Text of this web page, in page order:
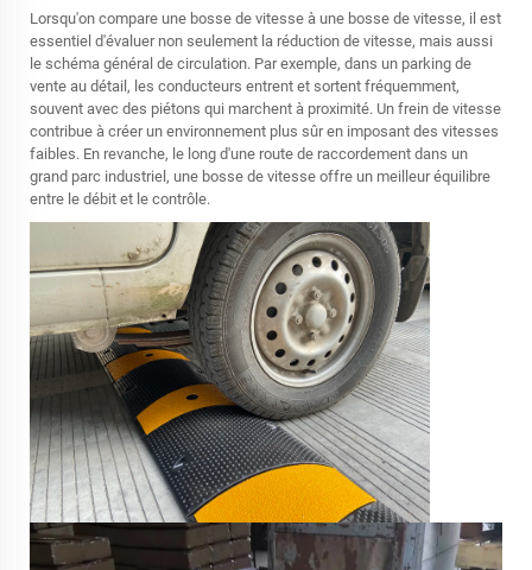
Lorsqu'on compare une bosse de vitesse à une bosse de vitesse, il est
essentiel d'évaluer non seulement la réduction de vitesse, mais aussi
le schéma général de circulation. Par exemple, dans un parking de
vente au détail, les conducteurs entrent et sortent fréquemment,
souvent avec des piétons qui marchent à proximité. Un frein de vitesse
contribue à créer un environnement plus sûr en imposant des vitesses
faibles. En revanche, le long d'une route de raccordement dans un
grand parc industriel, une bosse de vitesse offre un meilleur équilibre
entre le débit et le contrôle.